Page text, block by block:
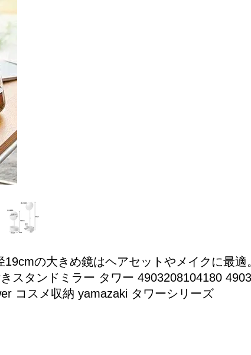
の大きめ鏡はヘアセットやメイクに最
スタンドミラー タワー 4903208104180
コスメ収納 yamazaki タワーシリーズ